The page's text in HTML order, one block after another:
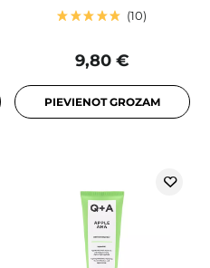
10
9,80 €
PIEVIENOT GROZAM